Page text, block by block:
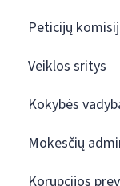
Peticijų
Veiklos sritys
Kokybės
Mokesčių
Korupcijos